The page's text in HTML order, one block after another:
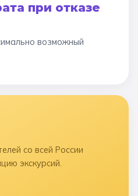
при отказе
возможный
со всей России
экскурсий.